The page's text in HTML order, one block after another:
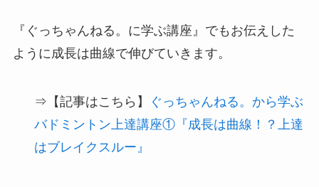
『ぐっちゃんねる。に学ぶ講座』でもお伝えした
ように成長は曲線で伸びていきます。
⇒【記事はこちら】
ぐっちゃんねる。から学ぶ
バドミントン上達講座①『成長は曲線！？上達
はブレイクスルー』